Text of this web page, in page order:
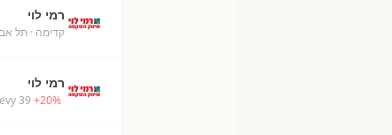
רמי לוי
קדימה · תל
רמי לוי
39 +20%